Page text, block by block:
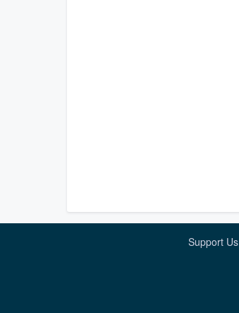
Support Us